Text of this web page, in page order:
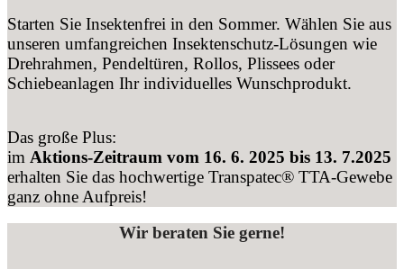
Starten Sie Insektenfrei in den Sommer. Wählen Sie aus
unseren umfangreichen Insektenschutz-Lösungen wie
Drehrahmen, Pendeltüren, Rollos, Plissees oder
Schiebeanlagen Ihr individuelles Wunschprodukt.
Das große Plus:
im Aktions-Zeitraum vom 16. 6. 2025 bis 13. 7.2025
erhalten Sie das hochwertige Transpatec® TTA-Gewebe
ganz ohne Aufpreis!
Wir beraten Sie gerne!